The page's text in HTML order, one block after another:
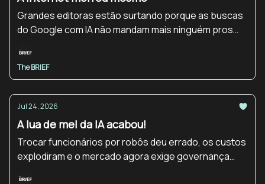
Grandes editoras estão surtando porque as buscas
do Google com IA não mandam mais ninguém pros
pegando fogo.
The BRIEF
Jul 24, 2026
A lua de mel da IA acabou!
Trocar funcionários por robôs deu errado, os custos
explodiram e o mercado agora exige governança